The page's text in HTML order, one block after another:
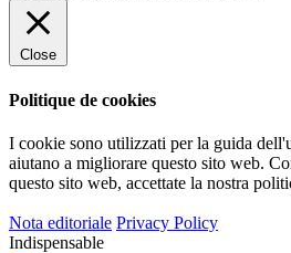
Close
Politique de cookies
I cookie sono utilizzati per la guida
aiutano a migliorare questo sito web.
questo sito web, accettate la nostra
Nota editoriale Privacy Policy
Indispensable